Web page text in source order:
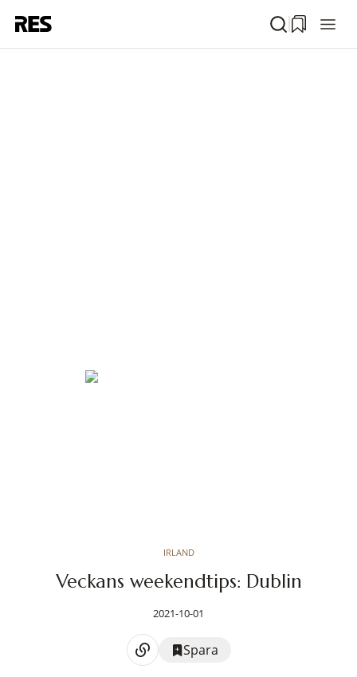
IRLAND
Veckans weekendtips: Dublin
2021-10-01
Spara